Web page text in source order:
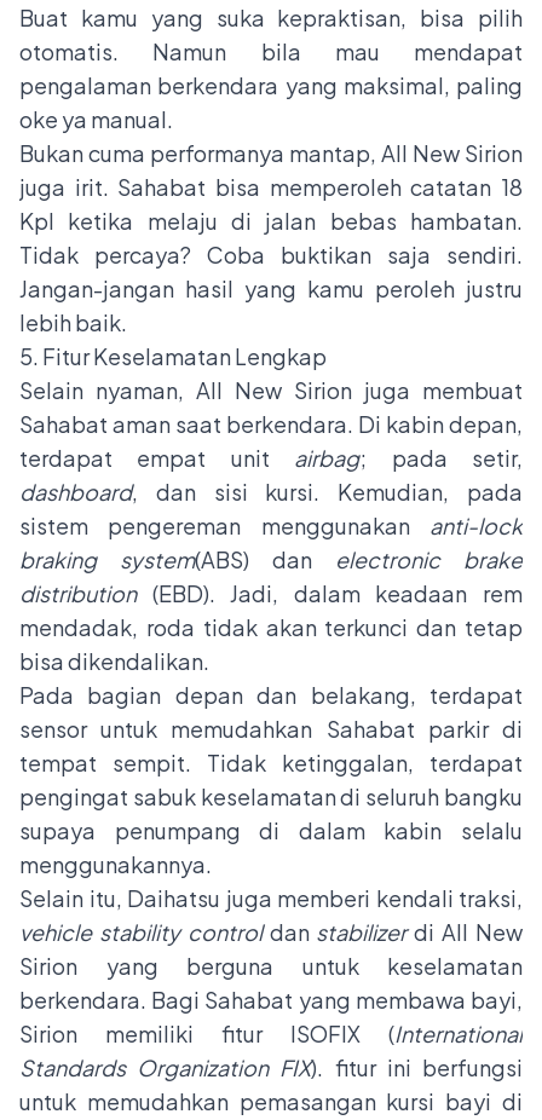
Buat kamu yang suka kepraktisan, bisa pilih
otomatis. Namun bila mau mendapat
pengalaman berkendara yang maksimal, paling
oke ya manual.
Bukan cuma performanya mantap, All New Sirion
juga irit. Sahabat bisa memperoleh catatan 18
Kpl ketika melaju di jalan bebas hambatan.
Tidak percaya? Coba buktikan saja sendiri.
Jangan-jangan hasil yang kamu peroleh justru
lebih baik.
5. Fitur Keselamatan Lengkap
Selain nyaman, All New Sirion juga membuat
Sahabat aman saat berkendara. Di kabin depan,
terdapat empat unit airbag; pada setir,
dashboard, dan sisi kursi. Kemudian, pada
sistem pengereman menggunakan anti-lock
braking system(ABS) dan electronic brake
distribution(EBD). Jadi, dalam keadaan rem
mendadak, roda tidak akan terkunci dan tetap
bisa dikendalikan.
Pada bagian depan dan belakang, terdapat
sensor untuk memudahkan Sahabat parkir di
tempat sempit. Tidak ketinggalan, terdapat
pengingat sabuk keselamatan di seluruh bangku
supaya penumpang di dalam kabin selalu
menggunakannya.
Selain itu, Daihatsu juga memberi kendali traksi,
vehicle stability controldan stabilizerdi All New
Sirion yang berguna untuk keselamatan
berkendara. Bagi Sahabat yang membawa bayi,
Sirion memiliki fitur ISOFIX (International
Standards Organization FIX). fitur ini berfungsi
untuk memudahkan pemasangan kursi bayi di